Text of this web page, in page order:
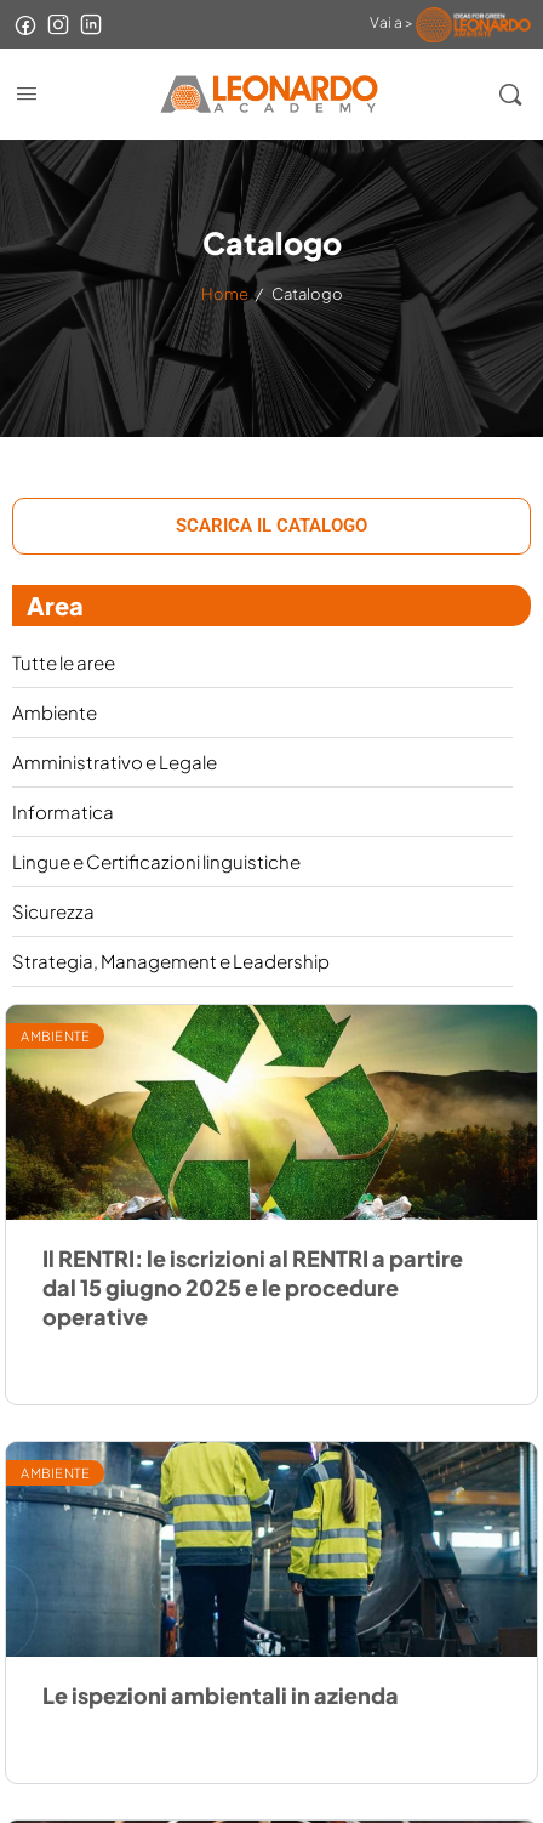
Vai a >
Catalogo
Home / Catalogo
SCARICA IL CATALOGO
Area
Tutte le aree
Ambiente
Amministrativo e Legale
Informatica
Lingue e Certificazioni linguistiche
Sicurezza
Strategia, Management e Leadership
AMBIENTE
Il RENTRI: le iscrizioni al RENTRI a partire
dal 15 giugno 2025 e le procedure
operative
AMBIENTE
Le ispezioni ambientali in azienda